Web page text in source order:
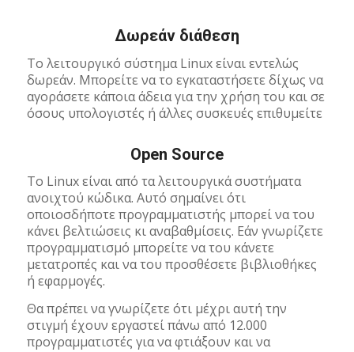
Δωρεάν διάθεση
Το λειτουργικό σύστημα Linux είναι εντελώς
δωρεάν. Μπορείτε να το εγκαταστήσετε δίχως να
αγοράσετε κάποια άδεια για την χρήση του και σε
όσους υπολογιστές ή άλλες συσκευές επιθυμείτε
Open Source
Το Linux είναι από τα λειτουργικά συστήματα
ανοιχτού κώδικα. Αυτό σημαίνει ότι
οποιοσδήποτε προγραμματιστής μπορεί να του
κάνει βελτιώσεις κι αναβαθμίσεις. Εάν γνωρίζετε
προγραμματισμό μπορείτε να του κάνετε
μετατροπές και να του προσθέσετε βιβλιοθήκες
ή εφαρμογές.
Θα πρέπει να γνωρίζετε ότι μέχρι αυτή την
στιγμή έχουν εργαστεί πάνω από 12.000
προγραμματιστές για να φτιάξουν και να